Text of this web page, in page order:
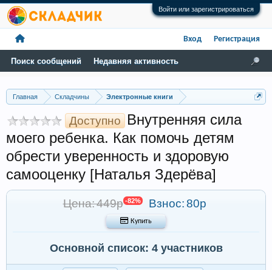
Войти или зарегистрироваться
Главная Складчины Электронные книги
Доступно Внутренняя сила
моего ребенка. Как помочь детям
обрести уверенность и здоровую
самооценку [Наталья Здерёва]
Цена: 449р -82% Взнос:80р
 Купить
Основной список: 4 участников
Поиск сообщений Недавняя активность
Вход Регистрация